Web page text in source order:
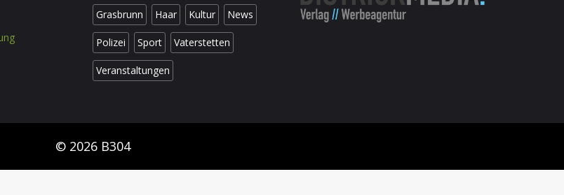
Grasbrunn Haar Kultur News
Polizei Sport Vaterstetten
Veranstaltungen
© 2026 B304